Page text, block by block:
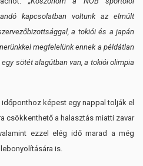
kapcsolatban voltunk az elmúlt
a tokiói és a japán
megfelelünk ennek a példátlan
sötét alagútban van, a tokiói olimpia
képest egy nappal tolják el
csökkenthető a halasztás miatti zavar
ezzel elég idő marad a még
is.